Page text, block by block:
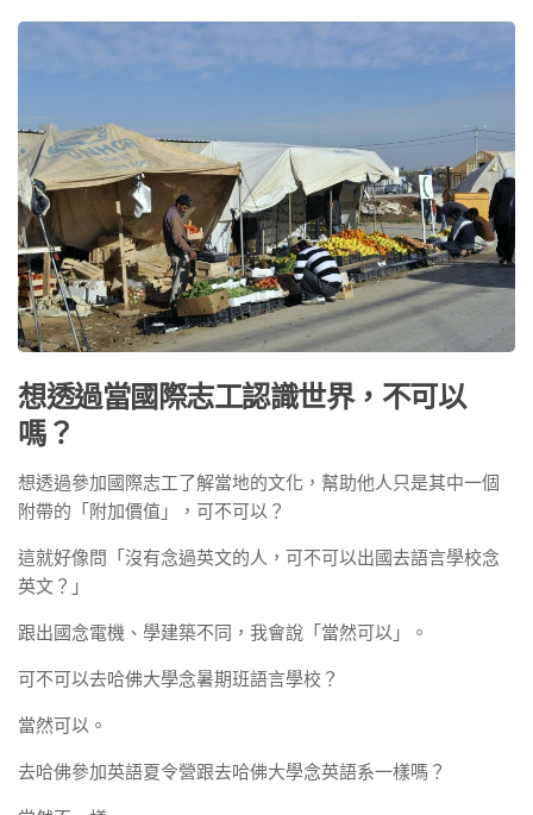
想透過當國際志工認識世界，不可以
嗎？
想透過參加國際志工了解當地的文化，幫助他人只是其中一個
附帶的「附加價值」，可不可以？
這就好像問「沒有念過英文的人，可不可以出國去語言學校念
英文？」
跟出國念電機、學建築不同，我會說「當然可以」。
可不可以去哈佛大學念暑期班語言學校？
當然可以。
去哈佛參加英語夏令營跟去哈佛大學念英語系一樣嗎？